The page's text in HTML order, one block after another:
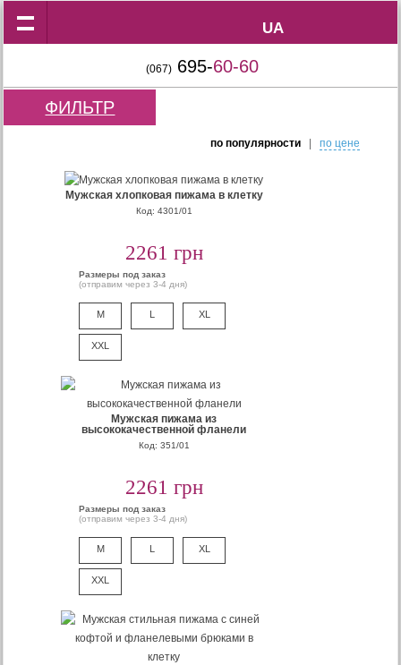
UA
UA
(067) 695-60-60
ФИЛЬТР
по популярности| по цене
Мужская хлопковая пижама в клетку
Код: 4301/01
2261 грн
Размеры под заказ
(отправим через 3-4 дня)
M L XL
XXL
Мужская пижама из
высококачественной фланели
Код: 351/01
2261 грн
Размеры под заказ
(отправим через 3-4 дня)
M L XL
XXL